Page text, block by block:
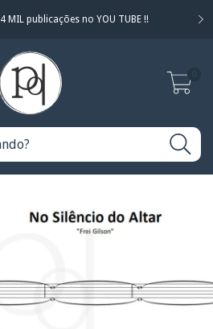
MIL publicações no YOU TUBE !!